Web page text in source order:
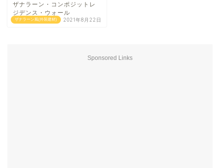
ザナラーン風(外装建材)
ザナラーン・コンポジットレ
ジデンス・ウォール
2021年8月22日
Sponsored Links